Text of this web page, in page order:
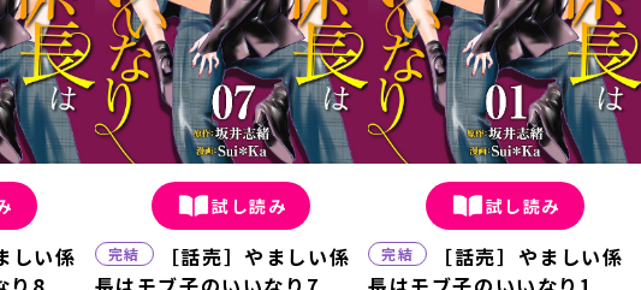
しい係
試し読み
完結
［話売］やましい係
試し読み
完結
［話売］やましい係